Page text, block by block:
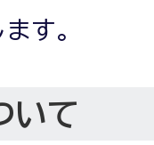
す。
いて